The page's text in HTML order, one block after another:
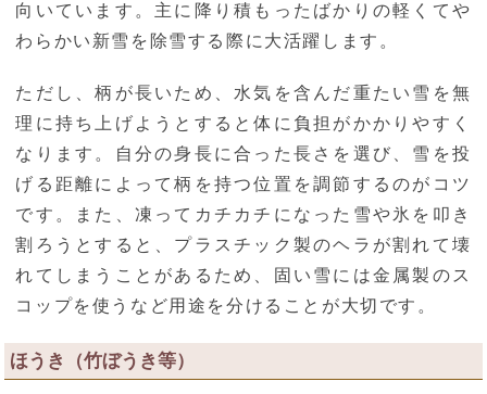
向いています。主に降り積もったばかりの軽くてや
わらかい新雪を除雪する際に大活躍します。
ただし、柄が長いため、水気を含んだ重たい雪を無
理に持ち上げようとすると体に負担がかかりやすく
なります。自分の身長に合った長さを選び、雪を投
げる距離によって柄を持つ位置を調節するのがコツ
です。また、凍ってカチカチになった雪や氷を叩き
割ろうとすると、プラスチック製のヘラが割れて壊
れてしまうことがあるため、固い雪には金属製のス
コップを使うなど用途を分けることが大切です。
ほうき（竹ぼうき等）